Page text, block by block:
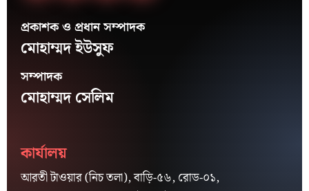
প্রকাশক ও প্রধান সম্পাদক
মোহাম্মদ ইউসুফ
সম্পাদক
মোহাম্মদ সেলিম
কার্যালয়
আরতী টাওয়ার (নিচ তলা), বাড়ি-৫৬, রোড-০১,